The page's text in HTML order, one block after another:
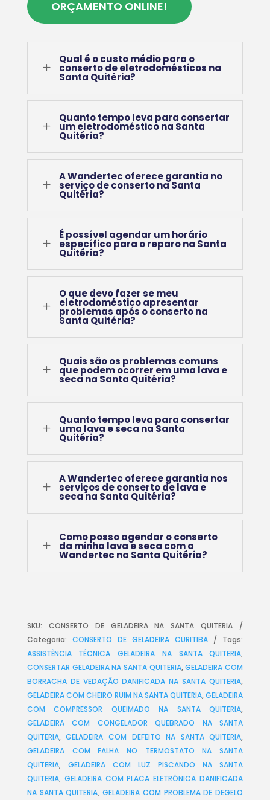
ORÇAMENTO ONLINE!
L
Qual é o custo médio para o
conserto de eletrodomésticos na
Santa Quitéria?
L
Quanto tempo leva para consertar
um eletrodoméstico na Santa
Quitéria?
L
A Wandertec oferece garantia no
serviço de conserto na Santa
Quitéria?
L
É possível agendar um horário
específico para o reparo na Santa
Quitéria?
L
O que devo fazer se meu
eletrodoméstico apresentar
problemas após o conserto na
Santa Quitéria?
L
Quais são os problemas comuns
que podem ocorrer em uma lava e
seca na Santa Quitéria?
L
Quanto tempo leva para consertar
uma lava e seca na Santa
Quitéria?
L
A Wandertec oferece garantia nos
serviços de conserto de lava e
seca na Santa Quitéria?
L
Como posso agendar o conserto
da minha lava e seca com a
Wandertec na Santa Quitéria?
SKU: CONSERTO DE GELADEIRA NA SANTA QUITERIA
Categoria: CONSERTO DE GELADEIRA CURITIBA
Tags:
ASSISTÊNCIA TÉCNICA GELADEIRA NA SANTA QUITERIA,
CONSERTAR GELADEIRA NA SANTA QUITERIA,GELADEIRA COM
BORRACHA DE VEDAÇÃO DANIFICADA NA SANTA QUITERIA,
GELADEIRA COM CHEIRO RUIM NA SANTA QUITERIA,GELADEIRA
COM COMPRESSOR QUEIMADO NA SANTA QUITERIA,
GELADEIRA COM CONGELADOR QUEBRADO NA SANTA
QUITERIA,GELADEIRA COM DEFEITO NA SANTA QUITERIA,
GELADEIRA COM FALHA NO TERMOSTATO NA SANTA
QUITERIA, GELADEIRA COM LUZ PISCANDO NA SANTA
QUITERIA, GELADEIRA COM PLACA ELETRÔNICA DANIFICADA
NA SANTA QUITERIA,GELADEIRA COM PROBLEMA DE DEGELO